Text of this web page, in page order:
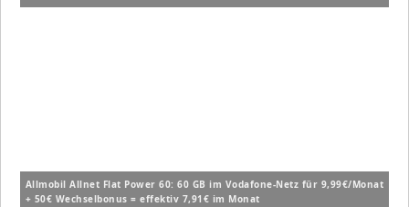
Allmobil Allnet Flat Power 60: 60 GB im Vodafone-Netz für 9,99€/Monat
+ 50€ Wechselbonus = effektiv 7,91€ im Monat